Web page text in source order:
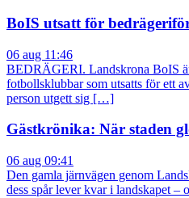
BoIS utsatt för
06 aug 11:46
BEDRÄGERI. Landskrona BoIS
fotbollsklubbar som utsatts för ett
person utgett sig […]
Gästkrönika: När staden
06 aug 09:41
Den gamla järnvägen genom
dess spår lever kvar i landskapet